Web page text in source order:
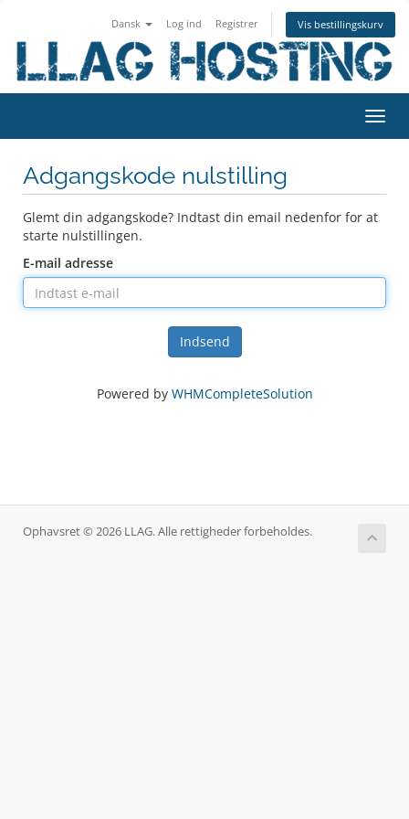
Dansk Log ind Registrer Vis bestillingskurv
Skift
Adgangskode nulstilling
Glemt din adgangskode? Indtast din email nedenfor for at
starte nulstillingen.
E-mail adresse
Indsend
Powered by WHMCompleteSolution
Ophavsret © 2026 LLAG. Alle rettigheder forbeholdes.